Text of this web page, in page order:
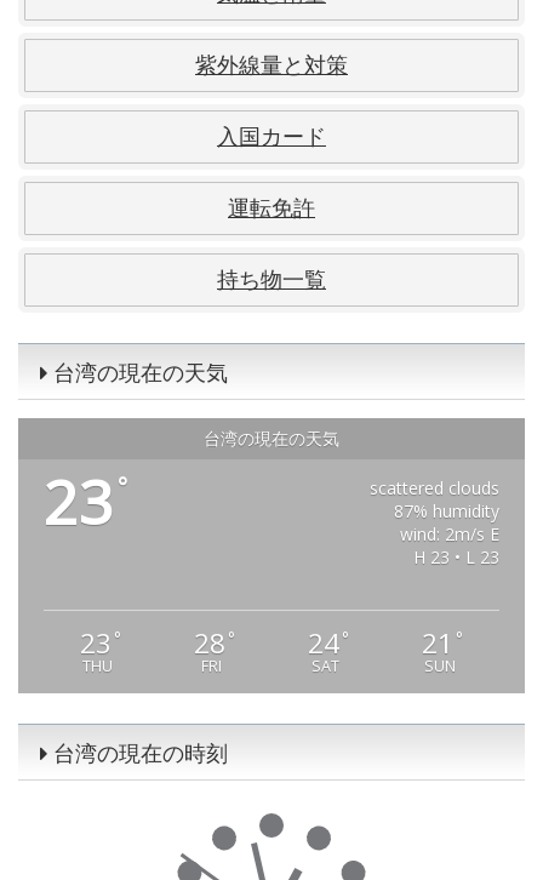
紫外線量と対策
入国カード
運転免許
持ち物一覧
台湾の現在の天気
台湾の現在の天気
23 °
scattered clouds
87% humidity
wind: 2m/s E
H 23 • L 23
23 °
THU
28 °
FRI
24°
SAT
21 °
SUN
台湾の現在の時刻